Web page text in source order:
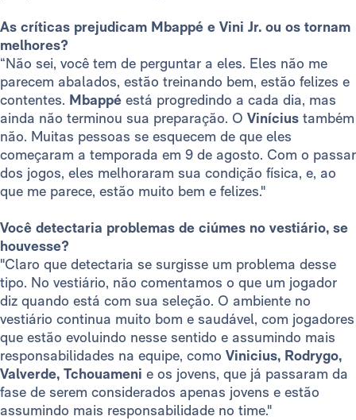
As críticas prejudicam Mbappé e Vini Jr. ou os tornam
melhores?
“Não sei, você tem de perguntar a eles. Eles não me
parecem abalados, estão treinando bem, estão felizes e
contentes. Mbappé está progredindo a cada dia, mas
ainda não terminou sua preparação. O Vinícius também
não. Muitas pessoas se esquecem de que eles
começaram a temporada em 9 de agosto. Com o passar
dos jogos, eles melhoraram sua condição física, e, ao
que me parece, estão muito bem e felizes."
Você detectaria problemas de ciúmes no vestiário, se
houvesse?
"Claro que detectaria se surgisse um problema desse
tipo. No vestiário, não comentamos o que um jogador
diz quando está com sua seleção. O ambiente no
vestiário continua muito bom e saudável, com jogadores
que estão evoluindo nesse sentido e assumindo mais
responsabilidades na equipe, como Vinicius, Rodrygo,
Valverde, Tchouameni e os jovens, que já passaram da
fase de serem considerados apenas jovens e estão
assumindo mais responsabilidade no time."